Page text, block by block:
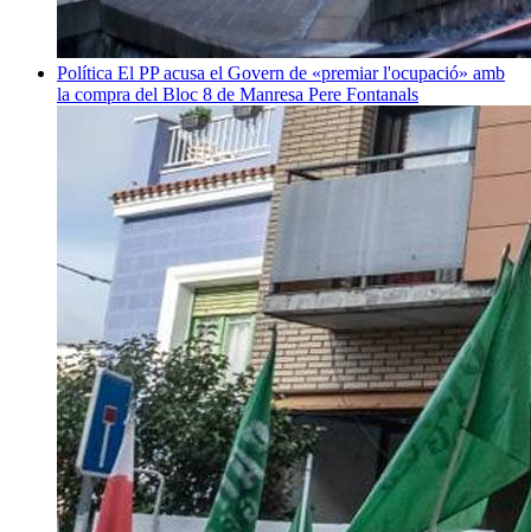
Política El PP acusa el Govern de «premiar l'ocupació» amb
la compra del Bloc 8 de Manresa Pere Fontanals